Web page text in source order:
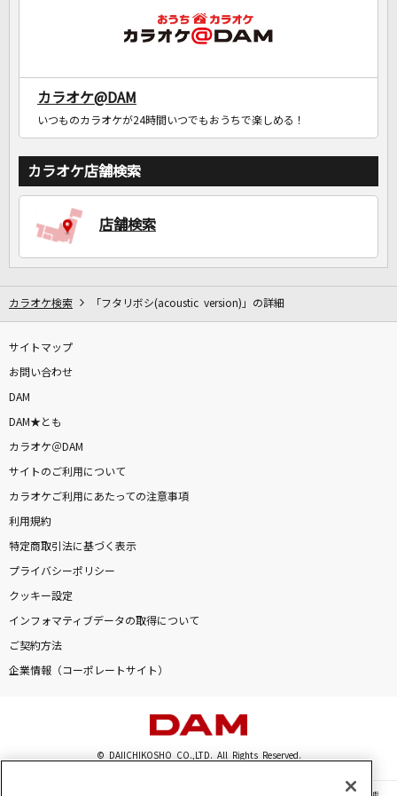
カラオケ@DAM
いつものカラオケが24時間いつでもおうちで楽しめる！
カラオケ店舗検索
店舗検索
カラオケ検索 「フタリボシ(acoustic version)」の詳細
サイトマップ
お問い合わせ
DAM
DAM★とも
カラオケ＠DAM
サイトのご利用について
カラオケご利用にあたっての注意事項
利用規約
特定商取引法に基づく表示
プライバシーポリシー
クッキー設定
インフォマティブデータの取得について
ご契約方法
企業情報（コーポレートサイト）
© DAIICHIKOSHO CO.,LTD. All Rights Reserved.